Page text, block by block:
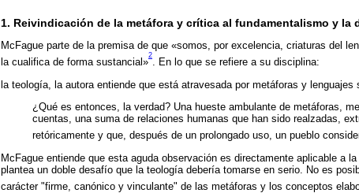
1. Reivindicación de la metáfora y crítica al fundamentalismo y la
McFague parte de la premisa de que «somos, por excelencia, criaturas del
la cualifica de forma sustancial»
2
. En lo que se refiere a su disciplina:
la teología, la autora entiende que está atravesada por metáforas y
¿Qué es entonces, la verdad? Una hueste ambulante de metáforas,
cuentas, una suma de relaciones humanas que han sido realzadas,
retóricamente y que, después de un prolongado uso, un pueblo
McFague entiende que esta aguda observación es directamente aplicable a
plantea un doble desafío que la teología debería tomarse en serio. No es
carácter "firme, canónico y vinculante" de las metáforas y los conceptos